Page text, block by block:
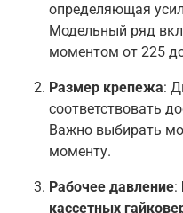
определяющая
Модельный ряд
моментом от 225
Размер крепежа:
соответствовать
Важно выбирать
моменту.
Рабочее давление:
кассетных